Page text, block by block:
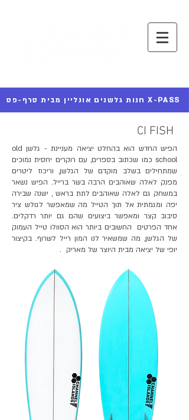
חנות גלשנים אונליין מבית סרף-פס X-PASS
CI FISH
הפיש החדש הוא בהחלט יציאה מעניינת - גלשן old
school כמו שכתוב בספרים, עם רוקרים יחסית נמוכים
שמתחילים בשלב מוקדם של הגלשן, וריכוז ליטרים
מפנק לאלה שאוהבים הרבה בשר ברייל. הפיש נשאר
במשחק גם לאלה שאוהבים לתת בראש , ישנה שבירה
יפה ומגמתית אל תוך הטייל מה שמאפשר לגולש ציר
סיבוב קצר ומאפשר ביצועים שהם גם יותר רדקלים.
אחד הפרטים החשובים ביותר הוא הסוולו טייל העמוק
של הגלשן, מה שמשאיר לנו המון רייל לשרוף. בקיצור
יופי של יציאה מבית היוצר של מאריק .